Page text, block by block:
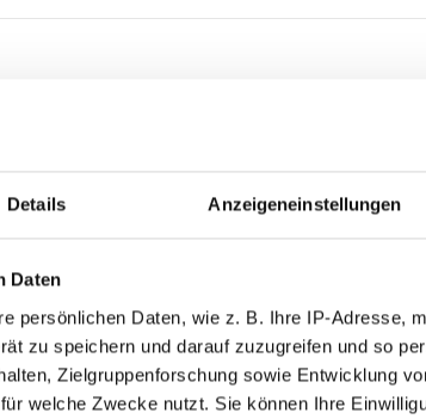
Details Anzeigeneinstellungen
Daten
persönlichen Daten, wie z. B. Ihre IP-Adresse,
zu speichern und darauf zuzugreifen und so
Zielgruppenforschung sowie Entwicklung
welche Zwecke nutzt. Sie können Ihre